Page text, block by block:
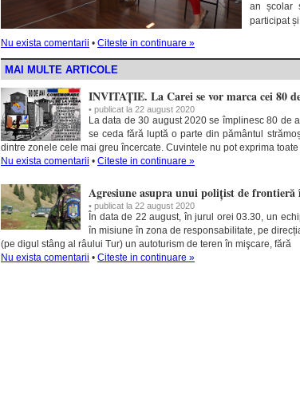
an școlar
participat
Nu exista comentarii • Citeste in continuare »
MAI MULTE ARTICOLE
INVITAȚIE. La Carei se vor marca cei 80
• publicat la 22 august 2020
La data de 30 august 2020 se împlinesc 80 de
se ceda fără luptă o parte din pământul
dintre zonele cele mai greu încercate. Cuvintele nu pot exprima
Nu exista comentarii • Citeste in continuare »
Agresiune asupra unui polițist de frontieră
• publicat la 22 august 2020
În data de 22 august, în jurul orei 03.30, un
în misiune în zona de responsabilitate, pe
(pe digul stâng al râului Tur) un autoturism de teren în mişcare, fără
Nu exista comentarii • Citeste in continuare »